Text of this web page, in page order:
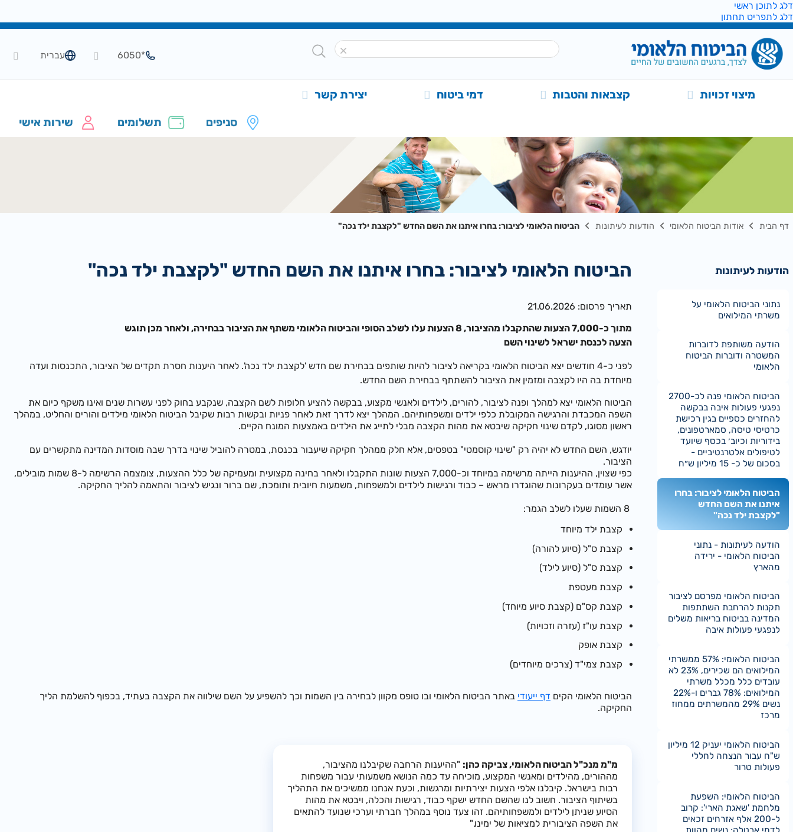
דלג לתוכן ראשי
דלג לתפריט תחתון
עברית *6050
מיצוי זכויות קצבאות והטבות דמי ביטוח יצירת קשר
סניפים תשלומים שירות אישי
דף הבית אודות הביטוח הלאומי הודעות לעיתונות הביטוח הלאומי לציבור: בחרו איתנו את השם החדש "לקצבת ילד נכה"
הודעות לעיתונות
נתוני הביטוח הלאומי על
משרתי המילואים
הודעה משותפת לדוברות
המשטרה ודוברות הביטוח
הלאומי
הביטוח הלאומי פנה לכ-2700
נפגעי פעולות איבה בבקשה
להחזרים כספיים בגין רכישת
כרטיסי טיסה, סמארטפונים,
בידוריות וכיוב׳ בכסף שיועד
לטיפולים אלטרנטיביים -
בסכום של כ- 15 מיליון ש״ח
הביטוח הלאומי לציבור: בחרו
איתנו את השם החדש
"לקצבת ילד נכה"
הודעה לעיתונות - נתוני
הביטוח הלאומי - ירידה
מהארץ
הביטוח הלאומי מפרסם לציבור
תקנות להרחבת השתתפות
המדינה בביטוח בריאות משלים
לנפגעי פעולות איבה
הביטוח הלאומי: 57% ממשרתי
המילואים הם שכירים, 23% לא
עובדים כלל מכלל משרתי
המילואים: 78% גברים ו-22%
נשים 29% מהמשרתים ממחוז
מרכז
הביטוח הלאומי יעניק 12 מיליון
ש"ח עבור הנצחה לחללי
פעולות טרור
הביטוח הלאומי: השפעת
מלחמת 'שאגת הארי': קרוב
ל-200 אלף אזרחים זכאים
הביטוח הלאומי לציבור: בחרו איתנו את השם החדש "לקצבת ילד נכה"
תאריך פרסום: 21.06.2026
מתוך כ-7,000 הצעות שהתקבלו מהציבור, 8 הצעות עלו לשלב הסופי והביטוח הלאומי משתף את הציבור בבחירה, ולאחר מכן תוגש
הצעה לכנסת ישראל לשינוי השם
לפני כ-4 חודשים יצא הביטוח הלאומי בקריאה לציבור להיות שותפים בבחירת שם חדש 'לקצבת ילד נכה'. לאחר היענות חסרת תקדים של הציבור, התכנסות ועדה
מיוחדת בה היו לקצבה ומזמין את הציבור להשתתף בבחירת השם החדש.
הביטוח הלאומי יצא למהלך ופנה לציבור, להורים, לילדים ולאנשי מקצוע, בבקשה להציע חלופות לשם הקצבה, שנקבע בחוק לפני עשרות שנים ואינו משקף כיום את
השפה המכבדת והרגישה המקובלת כלפי ילדים ומשפחותיהם. המהלך יצא לדרך זאת לאחר פניות ובקשות רבות שקיבל הביטוח הלאומי מילדים והורים והחליט, במהלך
ראשון מסוגו, לקדם שינוי חקיקה שיבטא את מהות הקצבה מבלי לתייג את הילדים באמצעות המונח הקיים.
יודגש, השם החדש לא יהיה רק "שינוי קוסמטי" בטפסים, אלא חלק ממהלך חקיקה שיעבור בכנסת, במטרה להוביל שינוי בדרך שבה מוסדות המדינה מתקשרים עם
הציבור.
כפי שצוין, ההיענות הייתה מרשימה במיוחד וכ-7,000 הצעות שונות התקבלו ולאחר בחינה מקצועית ומעמיקה של כלל ההצעות, צומצמה הרשימה ל-8 שמות מובילים,
אשר עומדים בעקרונות שהוגדרו מראש – כבוד ורגישות לילדים ולמשפחות, משמעות חיובית ותומכת, שם ברור ונגיש לציבור והתאמה להליך החקיקה.
קצבת ילד מיוחד
קצבת ס"ל (סיוע להורה)
קצבת ס"ל (סיוע לילד)
קצבת מעטפת
קצבת קס"ם (קצבת סיוע מיוחד)
קצבת עו"ז (עזרה וזכויות)
קצבת אופק
קצבת צמי"ד (צרכים מיוחדים)
הביטוח הלאומי הקים דף ייעודי באתר הביטוח הלאומי ובו טופס מקוון לבחירה בין השמות וכך להשפיע על השם שילווה את הקצבה בעתיד, בכפוף להשלמת הליך
החקיקה.
מ"מ מנכ"ל הביטוח הלאומי, צביקה כהן: "ההיענות הרחבה שקיבלנו מהציבור,
מההורים, מהילדים ומאנשי המקצוע, מוכיחה עד כמה הנושא משמעותי עבור משפחות
רבות בישראל. קיבלנו אלפי הצעות יצירתיות ומרגשות, וכעת אנחנו ממשיכים את התהליך
בשיתוף הציבור. חשוב לנו שהשם החדש ישקף כבוד, רגישות והכלה, ויבטא את מהות
הסיוע שניתן לילדים ולמשפחותיהם. זהו צעד נוסף במהלך חברתי וערכי שנועד להתאים
את השפה הציבורית למציאות של ימינו."